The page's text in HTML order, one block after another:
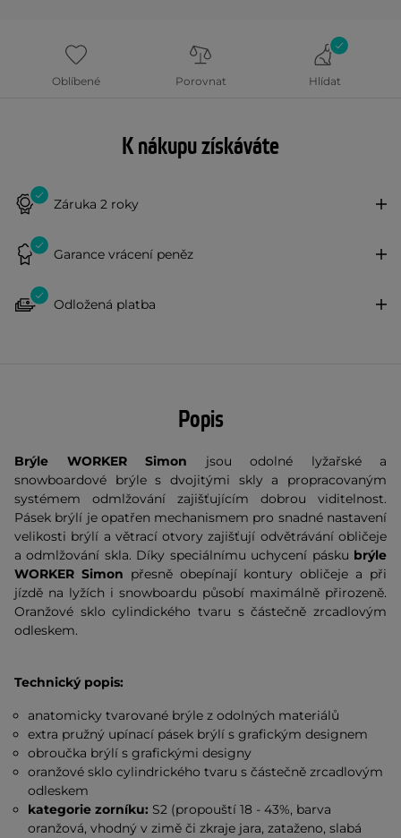
Oblíbené Porovnat Hlídat
K nákupu získáváte
Záruka 2 roky
Garance vrácení peněz
Odložená platba
Popis
Brýle WORKER Simon jsou odolné lyžařské a
snowboardové brýle s dvojitými skly a propracovaným
systémem odmlžování zajišťujícím dobrou viditelnost.
Pásek brýlí je opatřen mechanismem pro snadné nastavení
velikosti brýlí a větrací otvory zajišťují odvětrávání obličeje
a odmlžování skla. Díky speciálnímu uchycení pásku brýle
WORKER Simon přesně obepínají kontury obličeje a při
jízdě na lyžích i snowboardu působí maximálně přirozeně.
Oranžové sklo cylindického tvaru s částečně zrcadlovým
odleskem.
Technický popis:
anatomicky tvarované brýle z odolných materiálů
extra pružný upínací pásek brýlí s grafickým designem
obroučka brýlí s grafickými designy
oranžové sklo cylindrického tvaru s částečně zrcadlovým
odleskem
kategorie zorníku: S2 (propouští 18 - 43%, barva
oranžová, vhodný v zimě či zkraje jara, zataženo, slabá